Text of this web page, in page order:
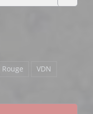
Rouge VDN